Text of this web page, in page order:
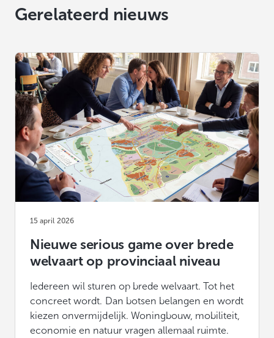
Gerelateerd nieuws
15 april 2026
Nieuwe serious game over brede
welvaart op provinciaal niveau
Iedereen wil sturen op brede welvaart. Tot het
concreet wordt. Dan botsen belangen en wordt
kiezen onvermijdelijk. Woningbouw, mobiliteit,
economie en natuur vragen allemaal ruimte.